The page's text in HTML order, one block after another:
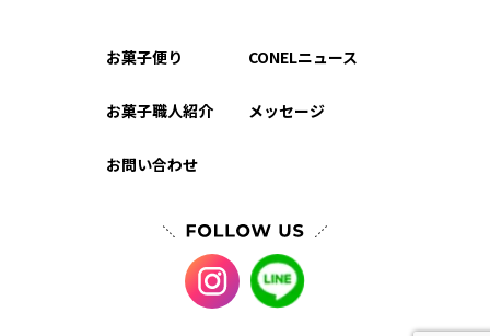
お菓子便り CONELニュース
お菓子職人紹介 メッセージ
お問い合わせ